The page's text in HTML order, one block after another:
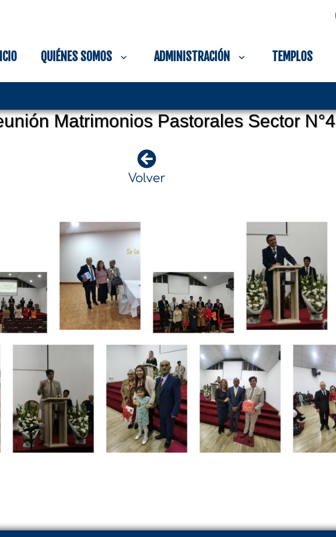
QUIÉNES SOMOS ADMINISTRACIÓN TEMPLOS
Matrimonios Pastorales Sector N°4
Volver